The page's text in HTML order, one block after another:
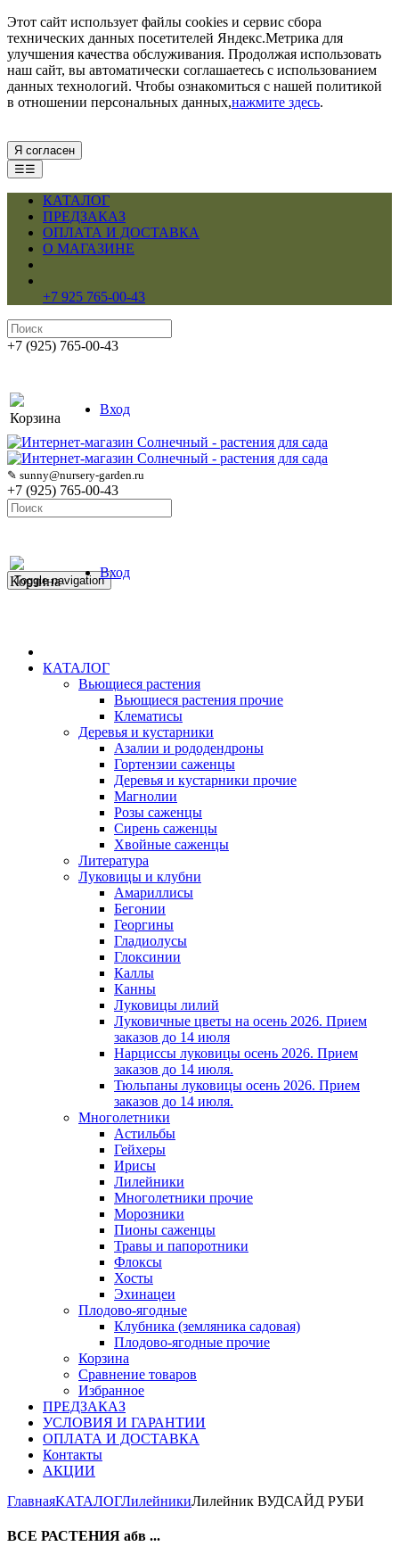
Этот сайт использует файлы cookies и сервис сбора
технических данных посетителей Яндекс.Метрика для
улучшения качества обслуживания. Продолжая использовать
наш сайт, вы автоматически соглашаетесь с использованием
данных технологий. Чтобы ознакомиться с нашей политикой
в отношении персональных данных,нажмите здесь.
Я согласен
☰☰
КАТАЛОГ
ПРЕДЗАКАЗ
ОПЛАТА И ДОСТАВКА
О МАГАЗИНЕ
+7 925 765-00-43
+7 (925) 765-00-43
Корзина
Вход
✎ sunny@nursery-garden.ru
+7 (925) 765-00-43
Корзина
Вход
Toggle navigation
КАТАЛОГ
Вьющиеся растения
Вьющиеся растения прочие
Клематисы
Деревья и кустарники
Азалии и рододендроны
Гортензии саженцы
Деревья и кустарники прочие
Магнолии
Розы саженцы
Сирень саженцы
Хвойные саженцы
Литература
Луковицы и клубни
Амариллисы
Бегонии
Георгины
Гладиолусы
Глоксинии
Каллы
Канны
Луковицы лилий
Луковичные цветы на осень 2026. Прием
заказов до 14 июля
Нарциссы луковицы осень 2026. Прием
заказов до 14 июля.
Тюльпаны луковицы осень 2026. Прием
заказов до 14 июля.
Многолетники
Астильбы
Гейхеры
Ирисы
Лилейники
Многолетники прочие
Морозники
Пионы саженцы
Травы и папоротники
Флоксы
Хосты
Эхинацеи
Плодово-ягодные
Клубника (земляника садовая)
Плодово-ягодные прочие
Корзина
Сравнение товаров
Избранное
ПРЕДЗАКАЗ
УСЛОВИЯ И ГАРАНТИИ
ОПЛАТА И ДОСТАВКА
Контакты
АКЦИИ
ГлавнаяКАТАЛОГЛилейникиЛилейник ВУДСАЙД РУБИ
ВСЕ РАСТЕНИЯ абв ...